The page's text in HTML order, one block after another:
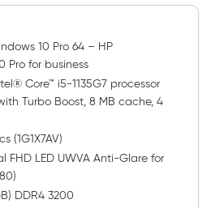
10 Pro 64 – HP
Pro for business
Core™ i5-1135G7 processor
Turbo Boost, 8 MB cache, 4
(1G1X7AV)
FHD LED UWVA Anti-Glare for
DDR4 3200